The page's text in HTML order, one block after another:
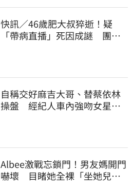
快訊／46歲肥大叔猝逝！疑
「帶病直播」死因成謎 團隊
自稱交好麻吉大哥、替蔡依林
操盤 經紀人車內強吻女星挨
Albee激戰忘鎖門！男友媽開門
嚇壞 目睹她全裸「坐她兒子